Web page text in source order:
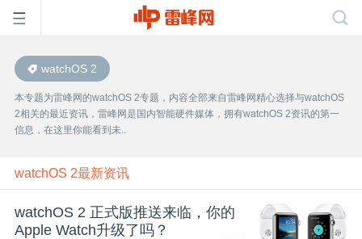
首
页
雷
峰
watchOS 2
本专题为雷峰网的watchOS 2专题，内容全部来自雷峰网精心选择与watchOS
2相关的最近资讯，雷峰网是国内智能硬件媒体，拥有watchOS 2资讯的第一
信息，在这里你能看到未..
watchOS 2最新资讯
watchOS 2 正式版推送来临，你的
Apple Watch升级了吗？